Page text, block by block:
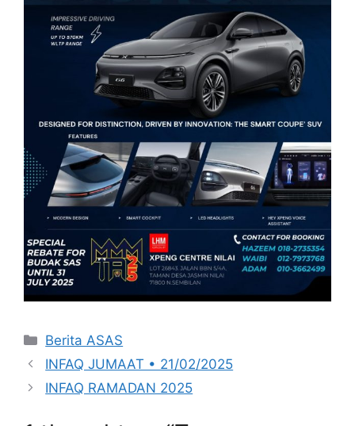
Categories
Berita ASAS
INFAQ JUMAAT • 21/02/2025
INFAQ RAMADAN 2025